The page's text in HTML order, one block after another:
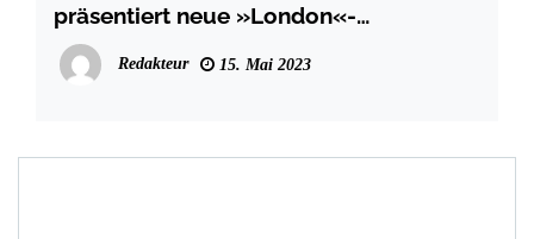
präsentiert neue »London«-
Inszenierung
Redakteur 15. Mai 2023